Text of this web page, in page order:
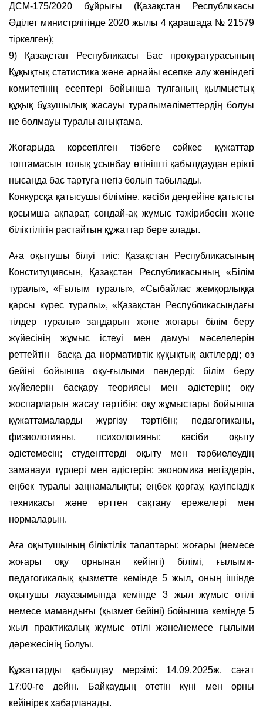
ДСМ-175/2020 бұйрығы (Қазақстан Республикасы
Әділет министрлігінде 2020 жылы 4 қарашада № 21579
тіркелген);
9) Қазақстан Республикасы Бас прокуратурасының
Құқықтық статистика және арнайы есепке алу жөніндегі
комитетінің есептері бойынша тұлғаның қылмыстық
құқық бұзушылық жасауы туралымәліметтердің болуы
не болмауы туралы анықтама.
Жоғарыда көрсетілген тiзбеге сәйкес құжаттар
топтамасын толық ұсынбау өтінішті қабылдаудан ерікті
нысанда бас тартуға негіз болып табылады.
Конкурсқа қатысушы біліміне, кәсіби деңгейіне қатысты
қосымша ақпарат, сондай-ақ жұмыс тәжірибесін және
біліктілігін растайтын құжаттар бере алады.
Аға оқытушы білуі тиіс: Қазақстан Республикасының
Конституциясын, Қазақстан Республикасының «Білім
туралы», «Ғылым туралы», «Сыбайлас жемқорлыққа
қарсы күрес туралы», «Қазақстан Республикасындағы
тілдер туралы» заңдарын және жоғары білім беру
жүйесінің жұмыс істеуі мен дамуы мәселелерін
реттейтін басқа да нормативтік құқықтық актілерді; өз
бейіні бойынша оқу-ғылыми пәндерді; білім беру
жүйелерін басқару теориясы мен әдістерін; оқу
жоспарларын жасау тәртібін; оқу жұмыстары бойынша
құжаттамаларды жүргізу тәртібін; педагогиканы,
физиологияны, психологияны; кәсіби оқыту
әдістемесін; студенттерді оқыту мен тәрбиелеудің
заманауи түрлері мен әдістерін; экономика негіздерін,
еңбек туралы заңнамалықты; еңбек қорғау, қауіпсіздік
техникасы және өрттен сақтану ережелері мен
нормаларын.
Аға оқытушының біліктілік талаптары: жоғары (немесе
жоғары оқу орнынан кейінгі) білімі, ғылыми-
педагогикалық қызметте кемінде 5 жыл, оның ішінде
оқытушы лауазымында кемінде 3 жыл жұмыс өтілі
немесе мамандығы (қызмет бейіні) бойынша кемінде 5
жыл практикалық жұмыс өтілі және/немесе ғылыми
дәрежесінің болуы.
Құжаттарды қабылдау мерзімі: 14.09.2025ж. сағат
17:00-ге дейін. Байқаудың өтетін күні мен орны
кейінірек хабарланады.